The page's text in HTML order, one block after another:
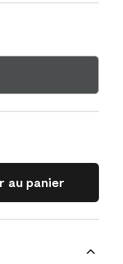
au panier